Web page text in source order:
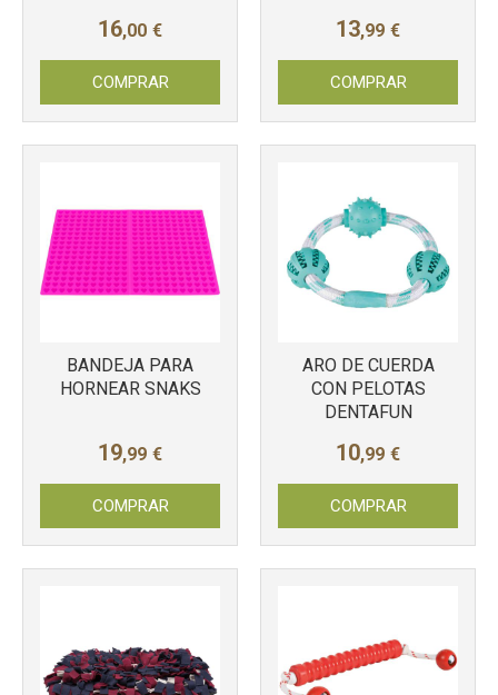
16,00 €
COMPRAR
13,99 €
COMPRAR
BANDEJA PARA
HORNEAR SNAKS
19,99 €
COMPRAR
ARO DE CUERDA
CON PELOTAS
DENTAFUN
10,99 €
COMPRAR